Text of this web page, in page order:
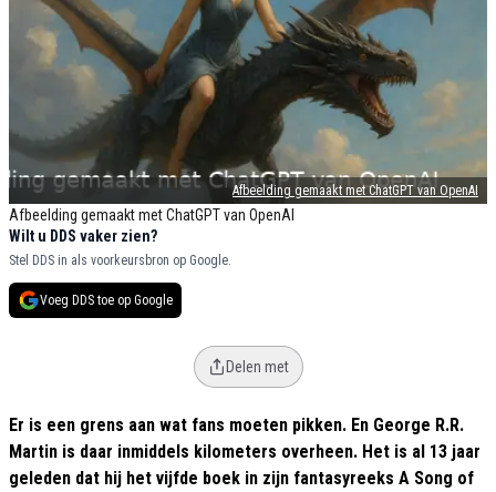
Afbeelding gemaakt met ChatGPT van OpenAI
Afbeelding gemaakt met ChatGPT van OpenAI
Wilt u DDS vaker zien?
Stel DDS in als voorkeursbron op Google.
Voeg DDS toe op Google
Delen met
Er is een grens aan wat fans moeten pikken. En George R.R.
Martin is daar inmiddels kilometers overheen. Het is al 13 jaar
geleden dat hij het vijfde boek in zijn fantasyreeks A Song of